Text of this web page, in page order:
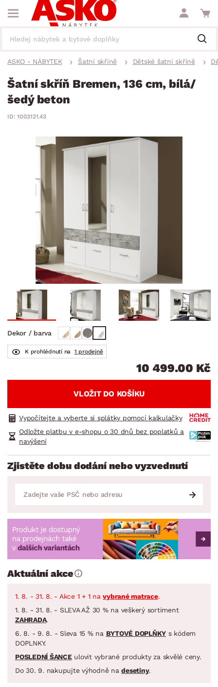
ASKO - NÁBYTEK Šatní skříně Dětské šatní skříně
Šatní skříň Bremen, 136 cm, bílá/
šedý beton
ID: 1003121.43
Dekor / barva
K prohlédnutí na 1 prodejně
10 499.00 Kč
VLOŽIT DO KOŠÍKU
Vypočítejte a vyberte si splátky pomocí kalkulačky
Odložte platbu v e-shopu o 30 dnů bez poplatků a
navýšení
Zjistěte dobu dodání nebo vyzvednutí
Aktuální akce
1. 8. - 31. 8. - Akce 1 + 1 navybrané matrace.
1. 8. - 31. 8. - SLEVA AŽ 30 % na veškerý sortiment
ZAHRADA.
6. 8. - 9. 8. - Sleva 15 % na BYTOVÉ DOPLŇKY s kódem
DOPLNKY.
POSLEDNÍ ŠANCEulovit vybrané produkty za skvělé ceny.
Do 30. 9. nakupujte výhodně nadesetiny.